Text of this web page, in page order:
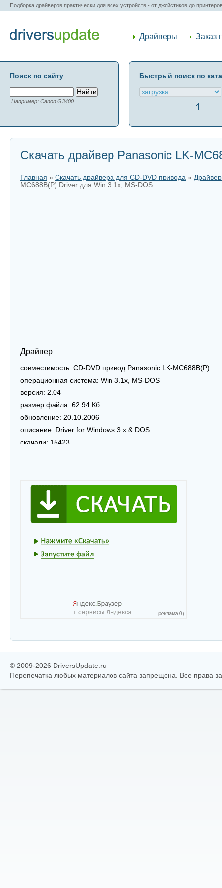
Подборка драйверов практически для всех устройств - от джойстиков до
Драйверы Заказ
Поиск по сайту
Например: Canon G3400
Быстрый поиск по
Скачать драйвер Panasonic LK-
Главная » Скачать драйвера для CD-DVD привода »
MC688B(P) Driver для Win 3.1x, MS-DOS
Драйвер
совместимость: CD-DVD привод Panasonic LK-MC688B(P)
операционная система: Win 3.1x, MS-DOS
версия: 2.04
размер файла: 62.94 Кб
обновление: 20.10.2006
описание: Driver for Windows 3.x & DOS
скачали: 15423
© 2009-2026 DriversUpdate.ru
Перепечатка любых материалов сайта запрещена. Все права